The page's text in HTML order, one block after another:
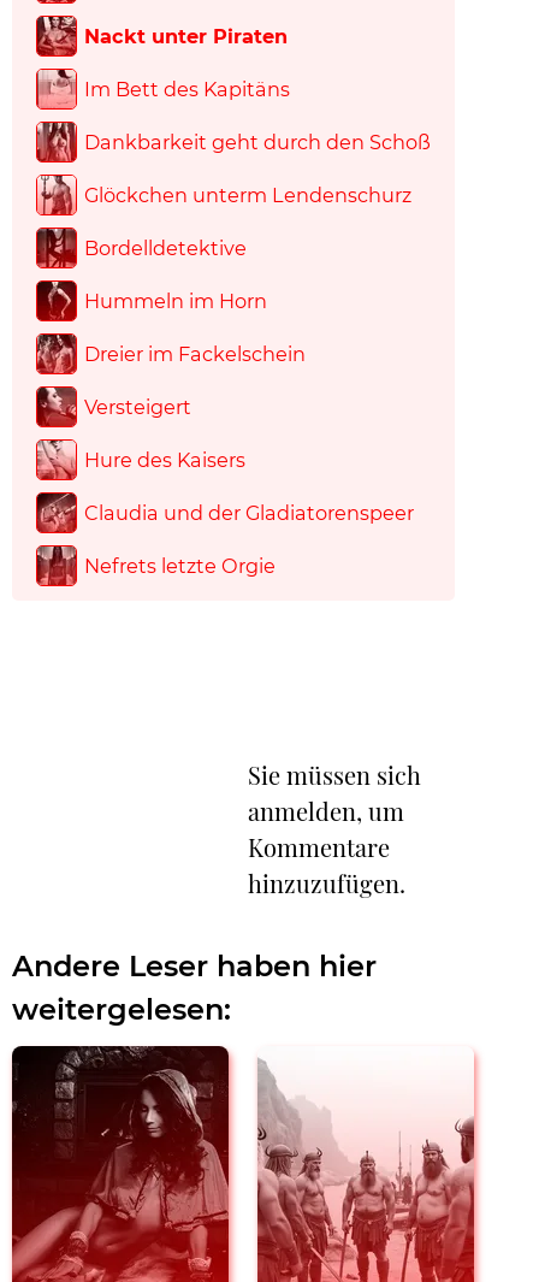
Nackt unter Piraten
Im Bett des Kapitäns
Dankbarkeit geht durch den Schoß
Glöckchen unterm Lendenschurz
Bordelldetektive
Hummeln im Horn
Dreier im Fackelschein
Versteigert
Hure des Kaisers
Claudia und der Gladiatorenspeer
Nefrets letzte Orgie
Sie müssen sich
anmelden, um
Kommentare
hinzuzufügen.
Andere Leser haben hier
weitergelesen: